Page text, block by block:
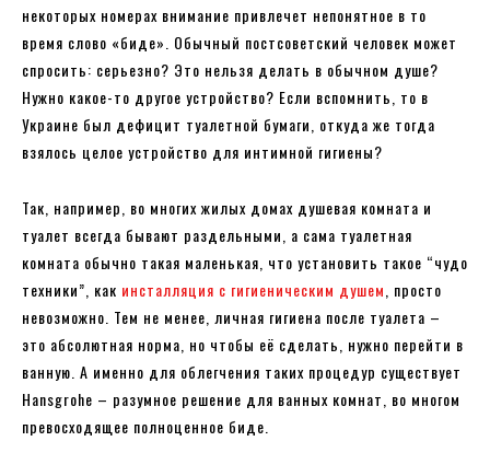
некоторых номерах внимание привлечет непонятное в то
время слово «биде». Обычный постсоветский человек может
спросить: серьезно? Это нельзя делать в обычном душе?
Нужно какое-то другое устройство? Если вспомнить, то в
Украине был дефицит туалетной бумаги, откуда же тогда
взялось целое устройство для интимной гигиены?
Так, например, во многих жилых домах душевая комната и
туалет всегда бывают раздельными, а сама туалетная
комната обычно такая маленькая, что установить такое “чудо
техники”, как инсталляция с гигиеническим душем , просто
невозможно. Тем не менее, личная гигиена после туалета –
это абсолютная норма, но чтобы её сделать, нужно перейти в
ванную. А именно для облегчения таких процедур существует
Hansgrohe – разумное решение для ванных комнат, во многом
превосходящее полноценное биде.